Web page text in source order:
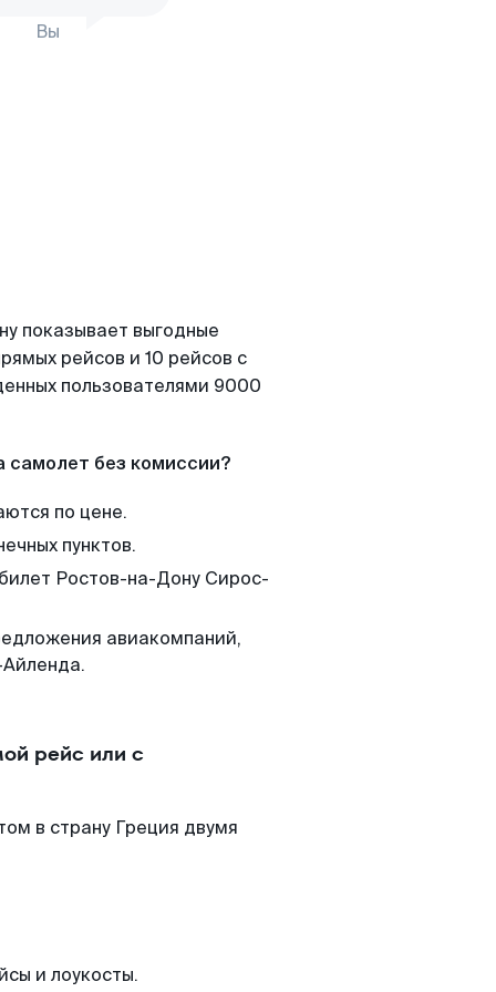
Вы
показывает выгодные
рейсов и 10 рейсов с
пользователями 9000
самолет без комиссии?
по цене.
пунктов.
Ростов-на-Дону Сирос-
авиакомпаний,
рейс или с
в страну Греция двумя
и лоукосты.